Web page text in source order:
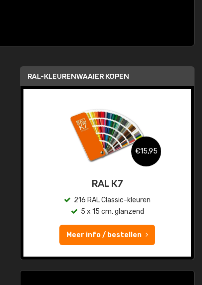
RAL-KLEURENWAAIER KOPEN
€15,95
RAL K7
216 RAL Classic-kleuren
5 x 15 cm, glanzend
Meer info / bestellen